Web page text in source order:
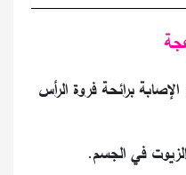
برائحة فروة الرأس
في الجسم.